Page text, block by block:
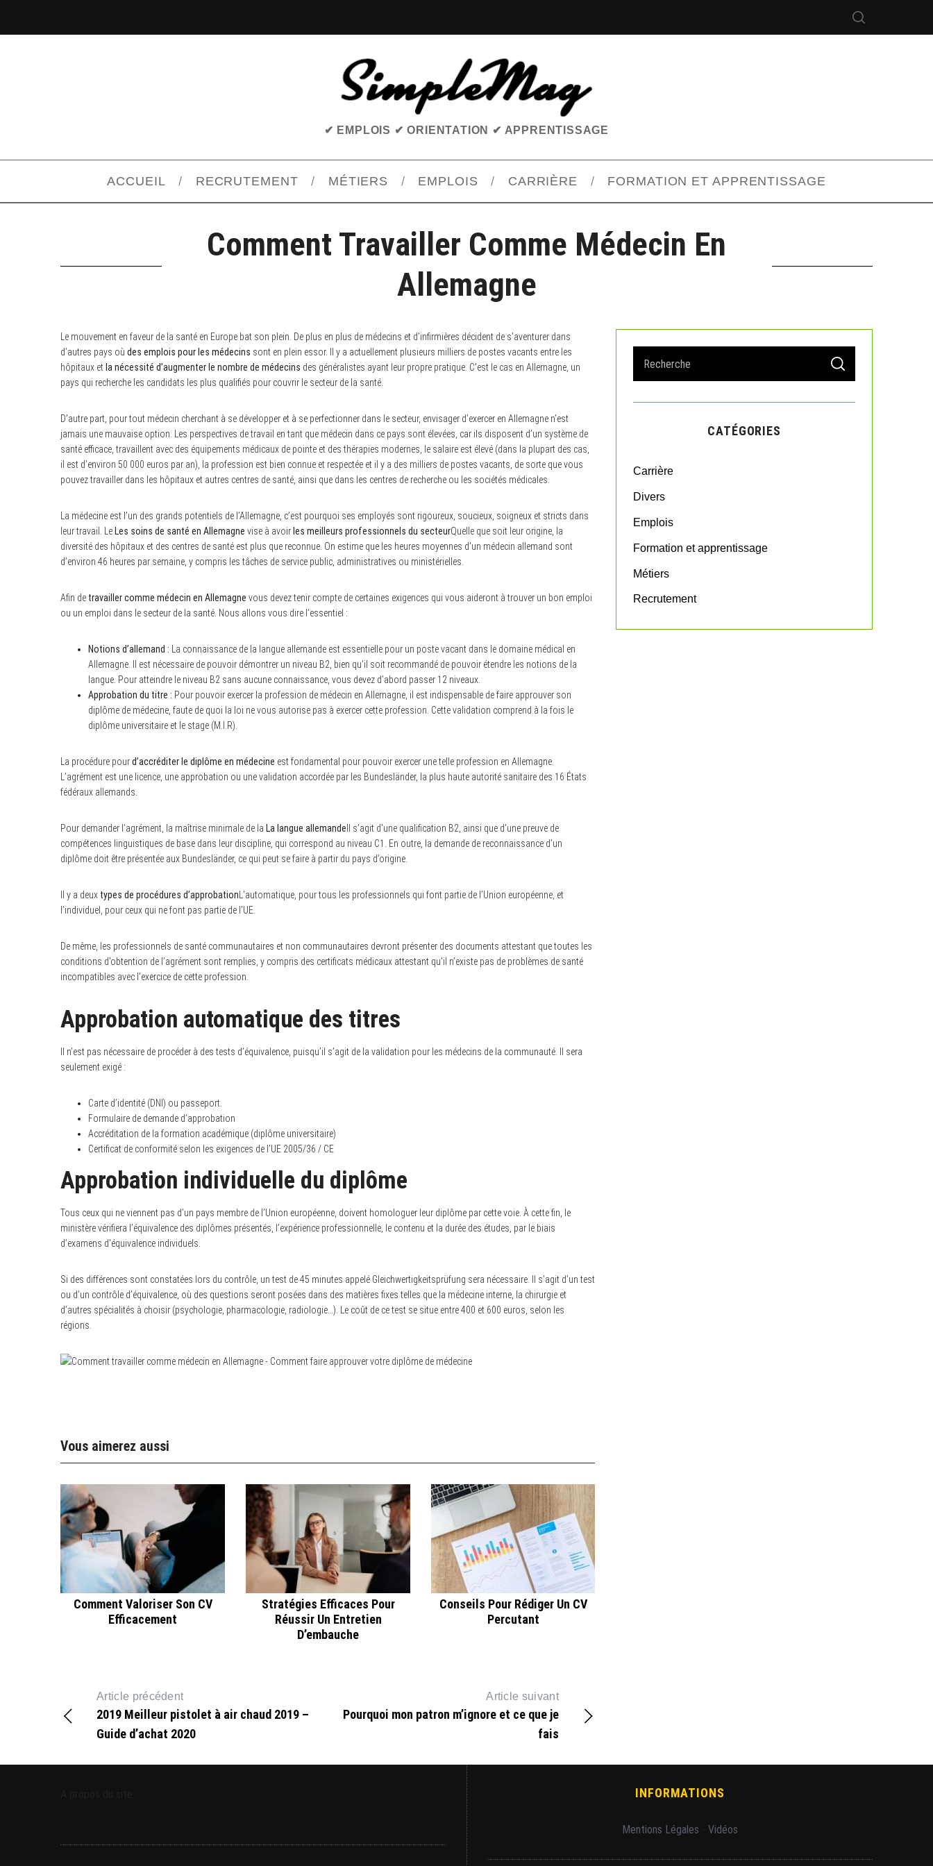
✔ EMPLOIS ✔ ORIENTATION ✔ APPRENTISSAGE
ACCUEIL RECRUTEMENT MÉTIERS EMPLOIS CARRIÈRE FORMATION ET APPRENTISSAGE
Comment Travailler Comme Médecin En
Allemagne
Le mouvement en faveur de la santé en Europe bat son plein. De plus en plus de médecins et d’infirmières décident de s’aventurer dans
d’autres pays où des emplois pour les médecins sont en plein essor. Il y a actuellement plusieurs milliers de postes vacants entre les
hôpitaux et la nécessité d’augmenter le nombre de médecins des généralistes ayant leur propre pratique. C’est le cas en Allemagne, un
pays qui recherche les candidats les plus qualifiés pour couvrir le secteur de la santé.
D’autre part, pour tout médecin cherchant à se développer et à se perfectionner dans le secteur, envisager d’exercer en Allemagne n’est
jamais une mauvaise option. Les perspectives de travail en tant que médecin dans ce pays sont élevées, car ils disposent d’un système de
santé efficace, travaillent avec des équipements médicaux de pointe et des thérapies modernes, le salaire est élevé (dans la plupart des cas,
il est d’environ 50 000 euros par an), la profession est bien connue et respectée et il y a des milliers de postes vacants, de sorte que vous
pouvez travailler dans les hôpitaux et autres centres de santé, ainsi que dans les centres de recherche ou les sociétés médicales.
La médecine est l’un des grands potentiels de l’Allemagne, c’est pourquoi ses employés sont rigoureux, soucieux, soigneux et stricts dans
leur travail. Le Les soins de santé en Allemagne vise à avoir les meilleurs professionnels du secteurQuelle que soit leur origine, la
diversité des hôpitaux et des centres de santé est plus que reconnue. On estime que les heures moyennes d’un médecin allemand sont
d’environ 46 heures par semaine, y compris les tâches de service public, administratives ou ministérielles.
Afin de travailler comme médecin en Allemagne vous devez tenir compte de certaines exigences qui vous aideront à trouver un bon emploi
ou un emploi dans le secteur de la santé. Nous allons vous dire l’essentiel :
Notions d’allemand : La connaissance de la langue allemande est essentielle pour un poste vacant dans le domaine médical en
Allemagne. Il est nécessaire de pouvoir démontrer un niveau B2, bien qu’il soit recommandé de pouvoir étendre les notions de la
langue. Pour atteindre le niveau B2 sans aucune connaissance, vous devez d’abord passer 12 niveaux.
Approbation du titre : Pour pouvoir exercer la profession de médecin en Allemagne, il est indispensable de faire approuver son
diplôme de médecine, faute de quoi la loi ne vous autorise pas à exercer cette profession. Cette validation comprend à la fois le
diplôme universitaire et le stage (M.I.R).
La procédure pourd’accréditer le diplôme en médecine est fondamental pour pouvoir exercer une telle profession en Allemagne.
L’agrément est une licence, une approbation ou une validation accordée par les Bundesländer, la plus haute autorité sanitaire des 16 États
fédéraux allemands.
Pour demander l’agrément, la maîtrise minimale de la La langue allemande Il s’agit d’une qualification B2, ainsi que d’une preuve de
compétences linguistiques de base dans leur discipline, qui correspond au niveau C1. En outre, la demande de reconnaissance d’un
diplôme doit être présentée aux Bundesländer, ce qui peut se faire à partir du pays d’origine.
Il y a deux types de procédures d’approbation L’automatique, pour tous les professionnels qui font partie de l’Union européenne, et
l’individuel, pour ceux qui ne font pas partie de l’UE.
De même, les professionnels de santé communautaires et non communautaires devront présenter des documents attestant que toutes les
conditions d’obtention de l’agrément sont remplies, y compris des certificats médicaux attestant qu’il n’existe pas de problèmes de santé
incompatibles avec l’exercice de cette profession.
Approbation automatique des titres
Il n’est pas nécessaire de procéder à des tests d’équivalence, puisqu’il s’agit de la validation pour les médecins de la communauté. Il sera
seulement exigé :
Carte d’identité (DNI) ou passeport.
Formulaire de demande d’approbation
Accréditation de la formation académique (diplôme universitaire)
Certificat de conformité selon les exigences de l’UE 2005/36 / CE
Approbation individuelle du diplôme
Tous ceux qui ne viennent pas d’un pays membre de l’Union européenne, doivent homologuer leur diplôme par cette voie. À cette fin, le
ministère vérifiera l’équivalence des diplômes présentés, l’expérience professionnelle, le contenu et la durée des études, par le biais
d’examens d’équivalence individuels.
Si des différences sont constatées lors du contrôle, un test de 45 minutes appelé Gleichwertigkeitsprüfung sera nécessaire. Il s’agit d’un test
ou d’un contrôle d’équivalence, où des questions seront posées dans des matières fixes telles que la médecine interne, la chirurgie et
d’autres spécialités à choisir (psychologie, pharmacologie, radiologie…). Le coût de ce test se situe entre 400 et 600 euros, selon les
régions.
Vous aimerez aussi
Comment Valoriser Son CV
Efficacement
Stratégies Efficaces Pour
Réussir Un Entretien
D’embauche
Conseils Pour Rédiger Un CV
Percutant
Article précédent
2019 Meilleur pistolet à air chaud 2019 –
Guide d’achat 2020
Article suivant
Pourquoi mon patron m’ignore et ce que je
fais
a
r
o
S
A
C
CATÉGORIES
Carrière
Divers
Emplois
Formation et apprentissage
Métiers
Recrutement
INFORMATIONS
Mentions Légales Vidéos
S
e
r
f
o